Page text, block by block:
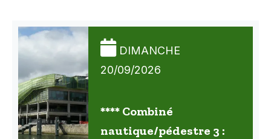
DIMANCHE
20/09/2026
**** Combiné
nautique/pédestre 3 :